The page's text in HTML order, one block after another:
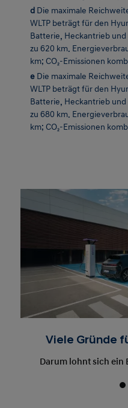
zu 620 km.
km; CO₂-Emissionen
eDie maximale
WLTP beträgt für den
Batterie, Heckantrieb und
zu 680 km.
km; CO₂-Emissionen
Viele Gründe
Darum lohnt sich